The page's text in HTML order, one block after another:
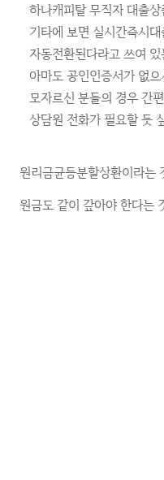
하나캐피탈 무직자 대출
기타에 보면 실시간즉시
자동전환된다라고 쓰여 있
아마도 공인인증서가 없
모자르신 분들의 경우 간
상담원 전화가 필요할 듯
원리금균등분할상환이라는
원금도 같이 갚아야 한다는